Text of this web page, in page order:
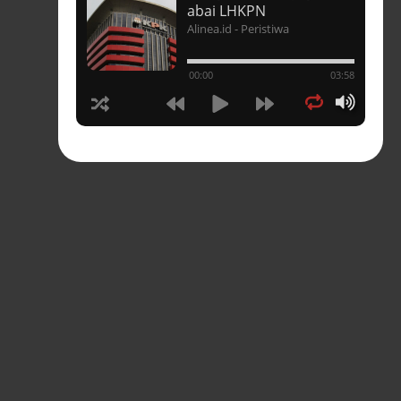
abai LHKPN
Alinea.id - Peristiwa
00:00 03:58